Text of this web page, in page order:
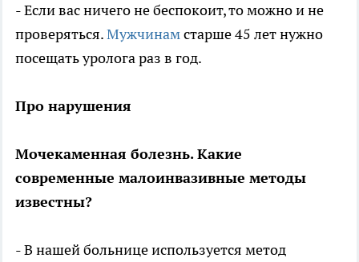
- Если вас ничего не беспокоит, то можно и не
проверяться.Мужчинамстарше 45 лет нужно
посещать уролога раз в год.
Про нарушения
Мочекаменная болезнь. Какие
современные малоинвазивные методы
известны?
- В нашей больнице используется метод